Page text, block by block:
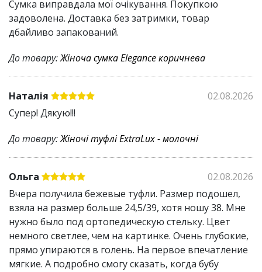
напіввідкритому верху та дихаючому
матеріалу
Зносостійка і легка у догляді екошкіра
знімати сандалі
Сумка виправдала мої очікування. Покупкою
задоволена. Доставка без затримки, товар
дбайливо запакований.
До товару:Жіноча сумка Elegance коричнева
Наталія
02.08.2026
Супер! Дякую!!!
До товару:Жіночі туфлі ExtraLux - молочні
Ольга
02.08.2026
Вчера получила бежевые туфли. Размер подошел,
взяла на размер больше 24,5/39, хотя ношу 38. Мне
нужно было под ортопедическую стельку. Цвет
немного светлее, чем на картинке. Очень глубокие,
прямо упираются в голень. На первое впечатление
мягкие. А подробно смогу сказать, когда бубу